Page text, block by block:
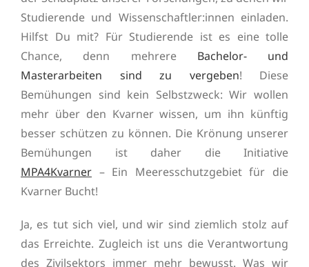
Studierende und Wissenschaftler:innen einladen.
Hilfst Du mit? Für Studierende ist es eine tolle
Chance, denn mehrere Bachelor- und
Masterarbeiten sind zu vergeben! Diese
Bemühungen sind kein Selbstzweck: Wir wollen
mehr über den Kvarner wissen, um ihn künftig
besser schützen zu können. Die Krönung unserer
Bemühungen ist daher die Initiative
MPA4Kvarner – Ein Meeresschutzgebiet für die
Kvarner Bucht!
Ja, es tut sich viel, und wir sind ziemlich stolz auf
das Erreichte. Zugleich ist uns die Verantwortung
des Zivilsektors immer mehr bewusst. Was wir